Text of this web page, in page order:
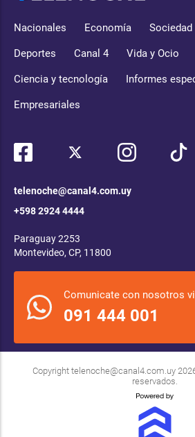
Nacionales Economía Sociedad
Deportes Canal 4 Vida y Ocio
Ciencia y tecnología Informes
Empresariales
telenoche@canal4.com.uy
+598 2924 4444
Paraguay 2253
Montevideo, CP, 11800
Comunicate con nosotros
091 444 001
Copyright telenoche@canal4.com.uy
reservados.